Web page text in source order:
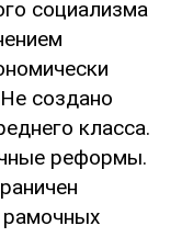
социализма
создано
класса.
реформы.
рамочных